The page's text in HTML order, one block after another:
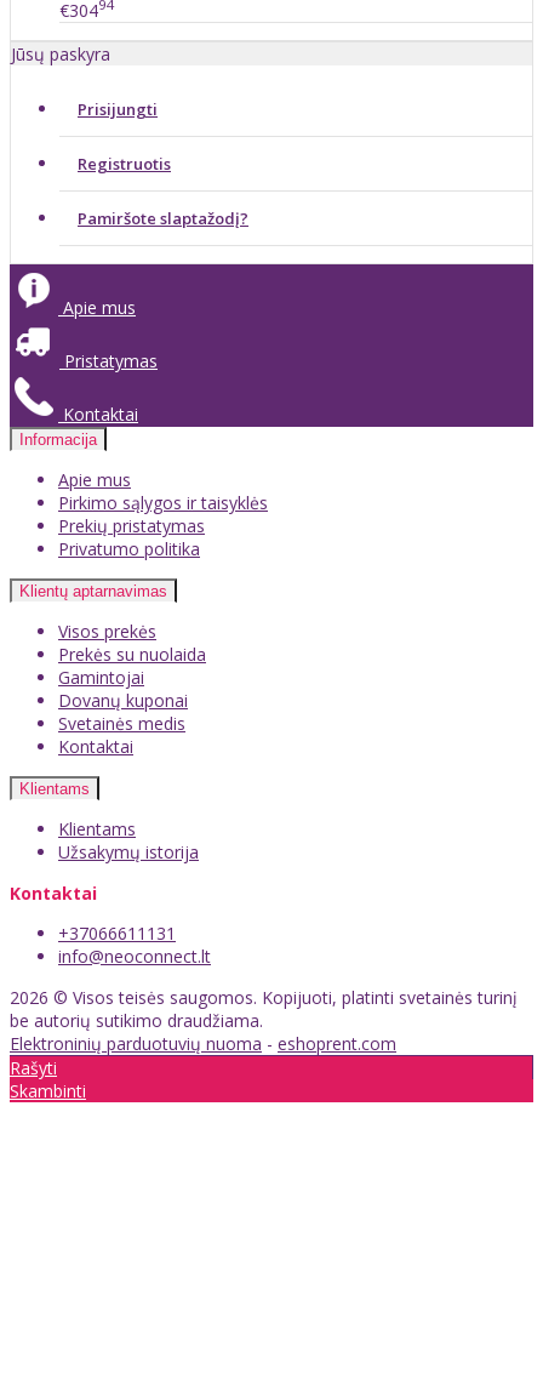
€30494
Jūsų paskyra
Prisijungti
Registruotis
Pamiršote slaptažodį?
Apie mus
Pristatymas
Kontaktai
Informacija
Apie mus
Pirkimo sąlygos ir taisyklės
Prekių pristatymas
Privatumo politika
Klientų aptarnavimas
Visos prekės
Prekės su nuolaida
Gamintojai
Dovanų kuponai
Svetainės medis
Kontaktai
Klientams
Klientams
Užsakymų istorija
Kontaktai
+37066611131
info@neoconnect.lt
2026 © Visos teisės saugomos. Kopijuoti, platinti svetainės turinį
be autorių sutikimo draudžiama.
Elektroninių parduotuvių nuoma - eshoprent.com
Rašyti
Skambinti